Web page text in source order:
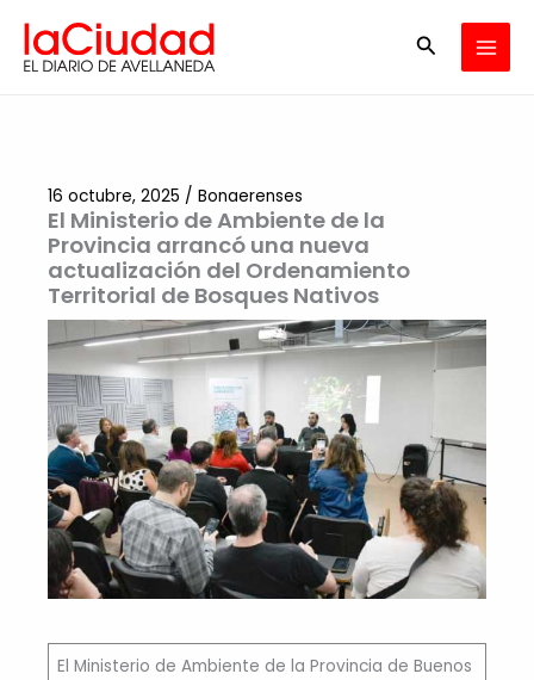
contenido
Buscar
El Ministerio de Ambiente de la
Provincia arrancó una nueva
actualización del Ordenamiento
Territorial de Bosques Nativos
16 octubre, 2025 / Bonaerenses
El Ministerio de Ambiente de la Provincia de Buenos